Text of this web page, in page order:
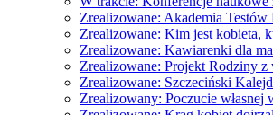
Zrealizowane: Akademia
Zrealizowane: Kim jest kobieta,
Zrealizowane: Kawiarenki dla
Zrealizowane: Projekt Rodziny z
Zrealizowane: Szczeciński
Zrealizowany: Poczucie własnej